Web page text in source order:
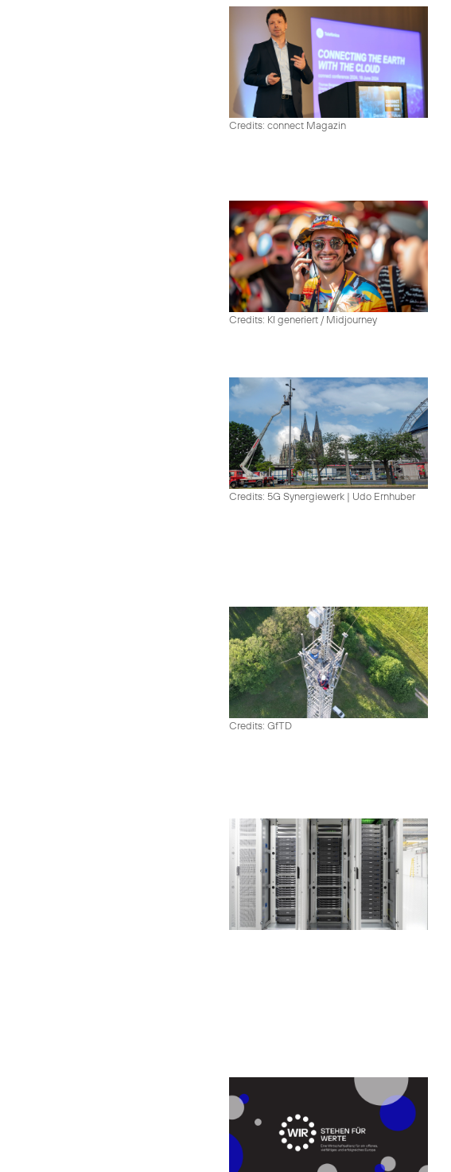
Credits: connect Magazin
Credits: KI generiert / Midjourney
Credits: 5G Synergiewerk | Udo Ernhuber
Credits: GfTD